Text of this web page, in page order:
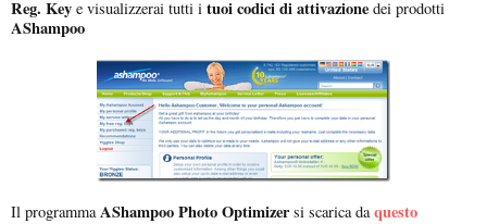
Reg. Key e visualizzerai tutti i tuoi codici di attivazione dei prodotti
AShampoo
Il programmaAShampoo Photo Optimizersi scarica daquesto